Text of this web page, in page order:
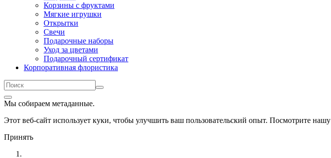
Корзины с фруктами
Мягкие игрушки
Открытки
Свечи
Подарочные наборы
Уход за цветами
Подарочный сертификат
Корпоративная флористика
Мы собираем метаданные.
Этот веб-сайт использует куки, чтобы улучшить ваш пользовательский опыт. Посмотрите нашу
Принять